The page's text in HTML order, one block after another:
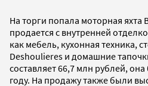
На торги попала моторная яхта
продается с внутренней
как мебель, кухонная техника,
Deshoulieres и домашние
составляет 66,7 млн рублей,
году. На продажу также были